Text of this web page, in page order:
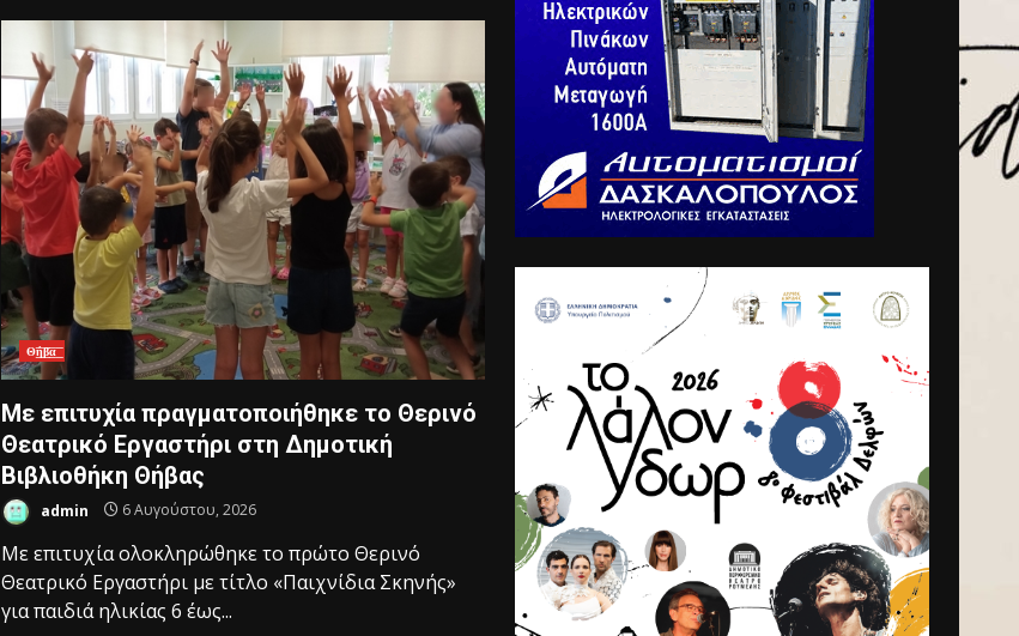
Θ͟͞ή͟͞β͟͞α͟͞
Με επιτυχία πραγματοποιήθηκε το Θερινό
Θεατρικό Εργαστήρι στη Δημοτική
Βιβλιοθήκη Θήβας
admin 6 Αυγούστου, 2026
Με επιτυχία ολοκληρώθηκε το πρώτο Θερινό
Θεατρικό Εργαστήρι με τίτλο «Παιχνίδια Σκηνής»
για παιδιά ηλικίας 6 έως...